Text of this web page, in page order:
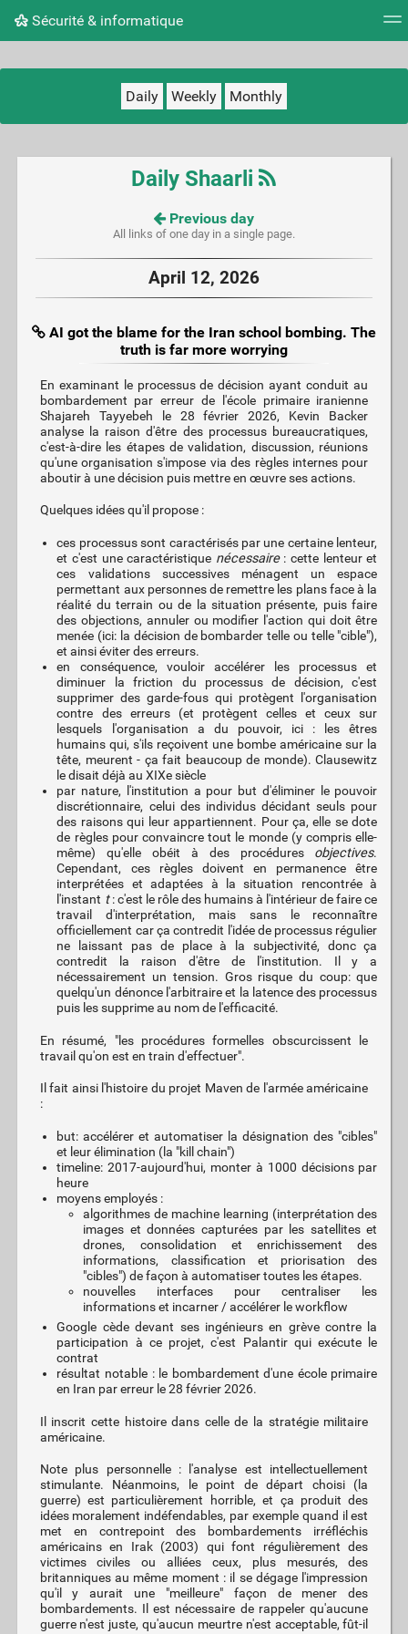
Sécurité & informatique
Daily Weekly Monthly
Daily Shaarli
Previous day
All links of one day in a single page.
April 12, 2026
AI got the blame for the Iran school bombing. The
truth is far more worrying
En examinant le processus de décision ayant conduit au
bombardement par erreur de l'école primaire iranienne
Shajareh Tayyebeh le 28 février 2026, Kevin Backer
analyse la raison d'être des processus bureaucratiques,
c'est-à-dire les étapes de validation, discussion, réunions
qu'une organisation s'impose via des règles internes pour
aboutir à une décision puis mettre en œuvre ses actions.
Quelques idées qu'il propose :
ces processus sont caractérisés par une certaine lenteur,
et c'est une caractéristique nécessaire: cette lenteur et
ces validations successives ménagent un espace
permettant aux personnes de remettre les plans face à la
réalité du terrain ou de la situation présente, puis faire
des objections, annuler ou modifier l'action qui doit être
menée (ici: la décision de bombarder telle ou telle "cible"),
et ainsi éviter des erreurs.
en conséquence, vouloir accélérer les processus et
diminuer la friction du processus de décision, c'est
supprimer des garde-fous qui protègent l'organisation
contre des erreurs (et protègent celles et ceux sur
lesquels l'organisation a du pouvoir, ici : les êtres
humains qui, s'ils reçoivent une bombe américaine sur la
tête, meurent - ça fait beaucoup de monde). Clausewitz
le disait déjà au XIXe siècle
par nature, l'institution a pour but d'éliminer le pouvoir
discrétionnaire, celui des individus décidant seuls pour
des raisons qui leur appartiennent. Pour ça, elle se dote
de règles pour convaincre tout le monde (y compris elle-
même) qu'elle obéit à des procédures objectives.
Cependant, ces règles doivent en permanence être
interprétées et adaptées à la situation rencontrée à
l'instant t: c'est le rôle des humains à l'intérieur de faire ce
travail d'interprétation, mais sans le reconnaître
officiellement car ça contredit l'idée de processus régulier
ne laissant pas de place à la subjectivité, donc ça
contredit la raison d'être de l'institution. Il y a
nécessairement un tension. Gros risque du coup: que
quelqu'un dénonce l'arbitraire et la latence des processus
puis les supprime au nom de l'efficacité.
En résumé, "les procédures formelles obscurcissent le
travail qu'on est en train d'effectuer".
Il fait ainsi l'histoire du projet Maven de l'armée américaine
:
but: accélérer et automatiser la désignation des "cibles"
et leur élimination (la "kill chain")
timeline: 2017-aujourd'hui, monter à 1000 décisions par
heure
moyens employés :
algorithmes de machine learning (interprétation des
images et données capturées par les satellites et
drones, consolidation et enrichissement des
informations, classification et priorisation des
"cibles") de façon à automatiser toutes les étapes.
nouvelles interfaces pour centraliser les
informations et incarner / accélérer le workflow
Google cède devant ses ingénieurs en grève contre la
participation à ce projet, c'est Palantir qui exécute le
contrat
résultat notable : le bombardement d'une école primaire
en Iran par erreur le 28 février 2026.
Il inscrit cette histoire dans celle de la stratégie militaire
américaine.
Note plus personnelle : l'analyse est intellectuellement
stimulante. Néanmoins, le point de départ choisi (la
guerre) est particulièrement horrible, et ça produit des
idées moralement indéfendables, par exemple quand il est
met en contrepoint des bombardements irréfléchis
américains en Irak (2003) qui font régulièrement des
victimes civiles ou alliées ceux, plus mesurés, des
britanniques au même moment : il se dégage l'impression
qu'il y aurait une "meilleure" façon de mener des
bombardements. Il est nécessaire de rappeler qu'aucune
guerre n'est juste, qu'aucun meurtre n'est acceptable, fût-il